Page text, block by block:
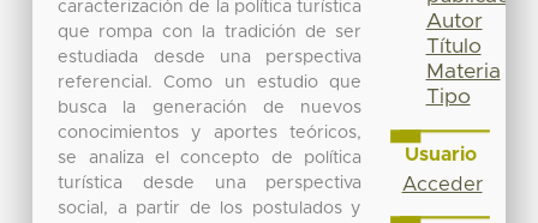
caracterización de la política turística
que rompa con la tradición de ser
estudiada desde una perspectiva
referencial. Como un estudio que
busca la generación de nuevos
conocimientos y aportes teóricos,
se analiza el concepto de política
turística desde una perspectiva
social, a partir de los postulados y
Autor
Título
Materia
Tipo
Usuario
Acceder